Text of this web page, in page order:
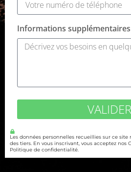
Informations
VALIDER
Les données personnelles recueillies sur ce
des tiers. En vous inscrivant, vous acceptez nos
Politique de confidentialité.